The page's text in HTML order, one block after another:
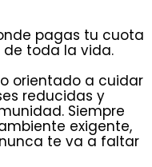
pagas tu cuota
toda la vida.
orientado a cuidar
reducidas y
Siempre
exigente,
te va a faltar